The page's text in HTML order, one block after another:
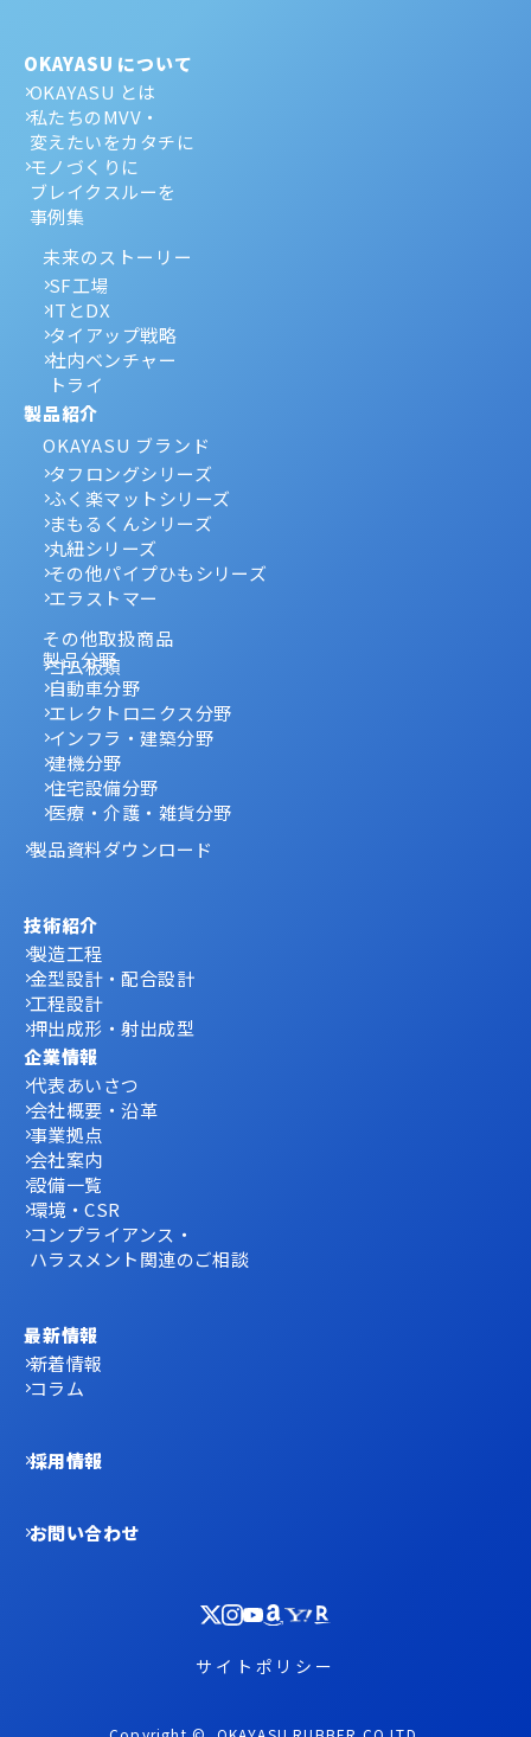
OKAYASU について
OKAYASU とは
私たちのMVV・
変えたいをカタチに
モノづくりに
ブレイクスルーを
事例集
未来のストーリー
SF工場
ITとDX
タイアップ戦略
社内ベンチャー
トライ
製品紹介
OKAYASU ブランド
タフロングシリーズ
ふく楽マットシリーズ
まもるくんシリーズ
丸紐シリーズ
その他パイプひもシリーズ
エラストマー
その他取扱商品
ゴム板類
製品分野
自動車分野
エレクトロニクス分野
インフラ・建築分野
建機分野
住宅設備分野
医療・介護・雑貨分野
製品資料ダウンロード
技術紹介
製造工程
金型設計・配合設計
工程設計
押出成形・射出成型
企業情報
代表あいさつ
会社概要・沿革
事業拠点
会社案内
設備一覧
環境・CSR
コンプライアンス・
ハラスメント関連のご相談
最新情報
新着情報
コラム
採用情報
お問い合わせ
サイトポリシー